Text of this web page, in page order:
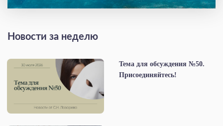
Новости за неделю
Тема для обсуждения №50.
Присоединяйтесь!